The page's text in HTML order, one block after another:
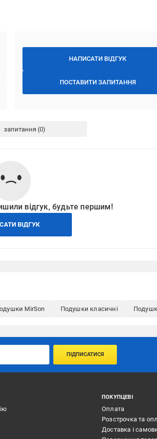
НАПИСАТИ ВІДГУК
ПОСТАВИТИ ЗАПИТАННЯ
запитання
відгук, будьте першим!
ВІДГУК
MirSon Подушки класичні
ПІДПИСАТИСЯ
ПОКУПЦЕВІ
Оплата
Розстрочка та
Доставка і